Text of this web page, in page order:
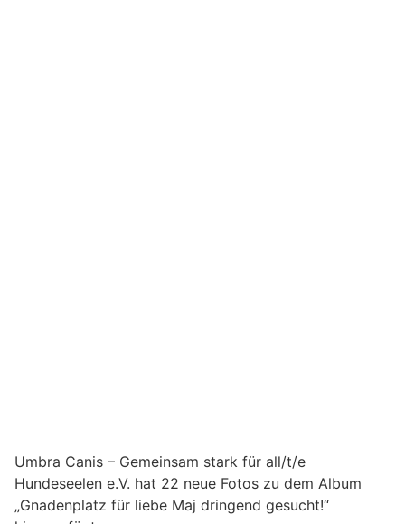
Umbra Canis – Gemeinsam stark für all/t/e
Hundeseelen e.V. hat 22 neue Fotos zu dem Album
„Gnadenplatz für liebe Maj dringend gesucht!“